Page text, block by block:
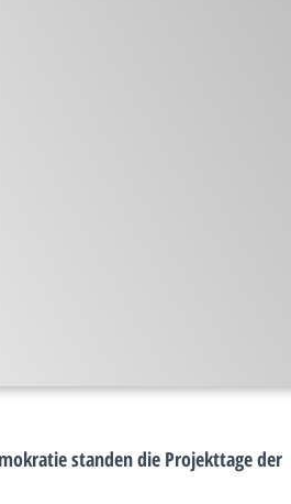
standen die Projekttage der